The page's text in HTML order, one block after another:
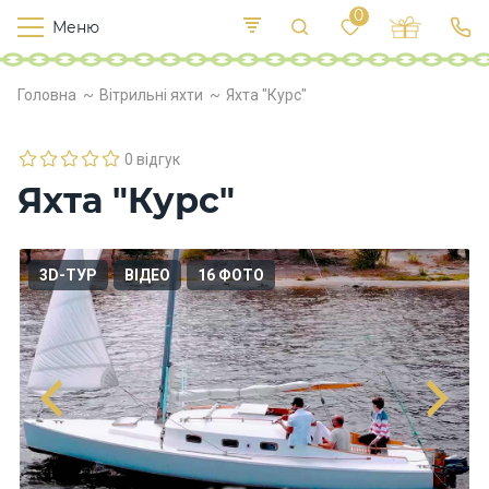
Головна Вітрильні яхти Яхта "Курс"
0 відгук
Яхта "Курс"
3D-ТУР ВІДЕО 16 ФОТО
Меню
0
Т
е
о
о
и
Х
а
р
ч
у
в
а
н
К
У